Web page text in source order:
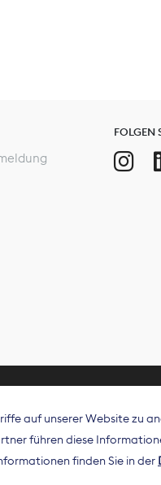
FOLGEN
als
Publisher in
auf unserer Website zu
führen diese
finden Sie in der